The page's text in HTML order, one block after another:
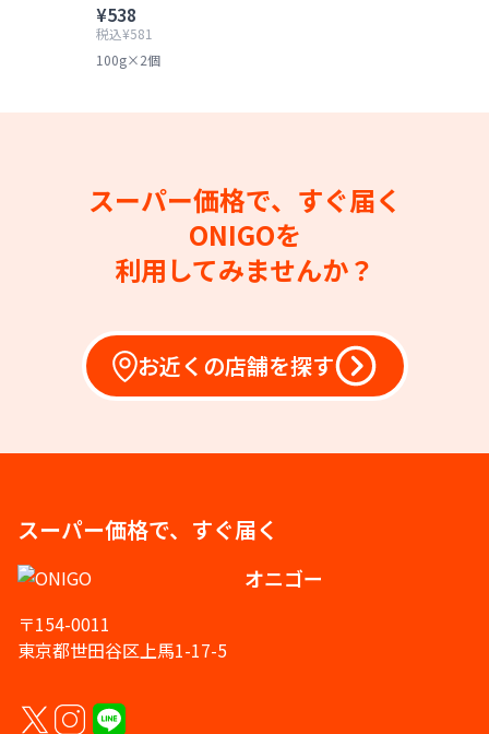
¥538
税込¥581
100g×2個
スーパー価格で、すぐ届く
ONIGOを
利用してみませんか？
お近くの店舗を探す
スーパー価格で、すぐ届く
オニゴー
〒154-0011
東京都世田谷区上馬1-17-5